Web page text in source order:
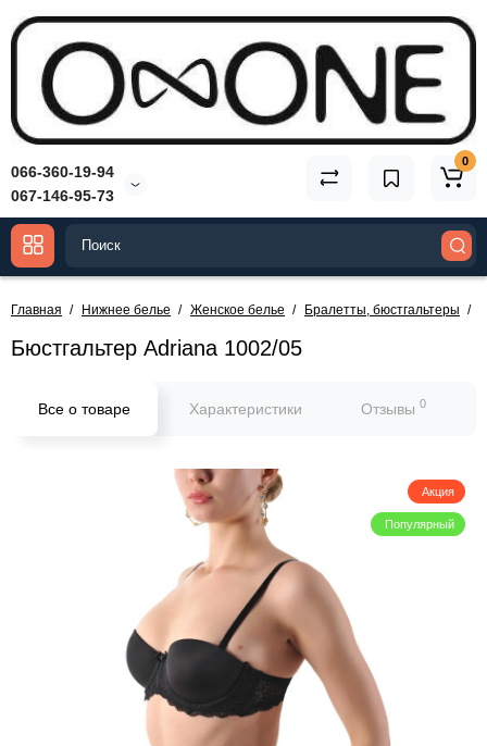
066-360-19-94
067-146-95-73
0
Главная Нижнее белье Женское белье Бралетты, бюстгальтеры
Бюстгальтер Adriana 1002/05
Все о товаре Характеристики Отзывы 0
Акция
Популярный